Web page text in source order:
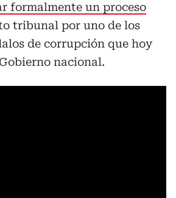
formalmente un proceso
tribunal por uno de los
de corrupción que hoy
nacional.